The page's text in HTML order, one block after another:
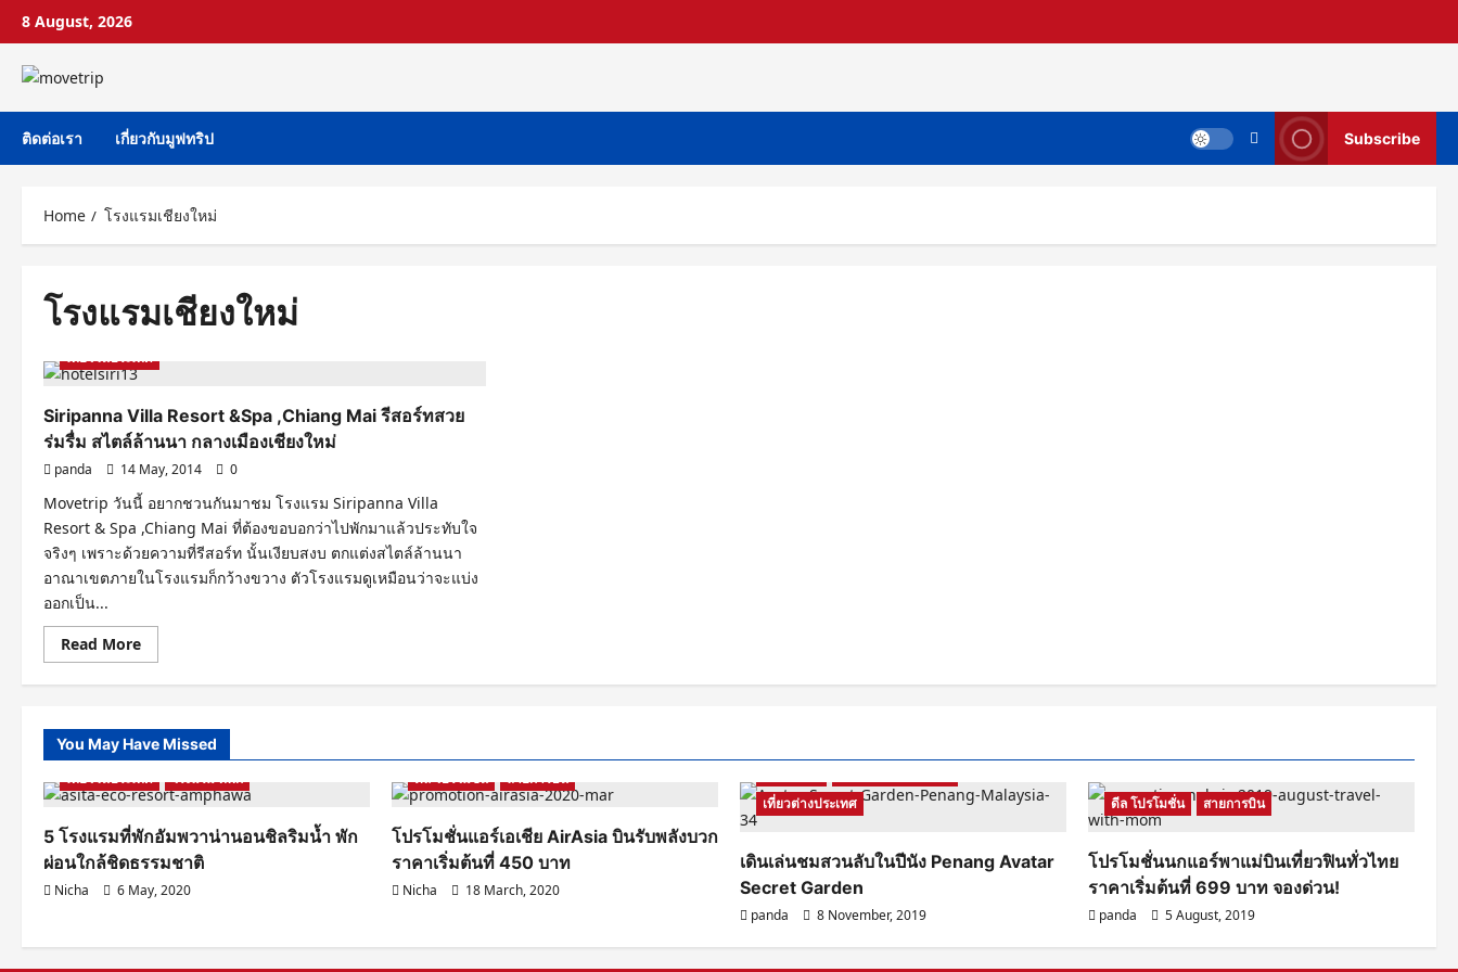
Skip
content
8 August, 2026
ติดต่อเรา เกี่ยวกับมูฟทริป Subscribe
Home โรงแรมเชียงใหม่
โรงแรมเชียงใหม่
Chiang Mai รีวิวโรงแรม ที่พัก
เที่ยวภาคเหนือ
เที่ยวในประเทศ
Siripanna Villa Resort &Spa ,Chiang Mai รีสอร์ทสวย
ร่มรื่ม สไตล์ล้านนา กลางเมืองเชียงใหม่
panda 14 May, 2014 0
Movetrip วันนี้ อยากชวนกันมาชม โรงแรม Siripanna Villa
Resort & Spa ,Chiang Mai ที่ต้องขอบอกว่าไปพักมาแล้วประทับใจ
จริงๆ เพราะด้วยความที่รีสอร์ท นั้นเงียบสงบ ตกแต่งสไตล์ล้านนา
อาณาเขตภายในโรงแรมก็กว้างขวาง ตัวโรงแรมดูเหมือนว่าจะแบ่ง
ออกเป็น...
Read MoreRead
more
Siripanna
&Spa
,Chiang
Mai
รีสอร์ท
สวย
รื่ม
สไตล์
ล้าน
นา
กลาง
เมือง
You May Have Missed
Samut Songkhram
รีวิวโรงแรม ที่พัก
เที่ยวในประเทศ
โรงแรม ที่พัก
5 โรงแรมที่พักอัมพวาน่านอนชิลริมน้ำ พัก
ผ่อนใกล้ชิดธรรมชาติ
Nicha 6 May, 2020
ดีล โปรโมชั่น สายการบิน
โปรโมชั่นแอร์เอเชีย AirAsia บินรับพลังบวก
ราคาเริ่มต้นที่ 450 บาท
Nicha 18 March, 2020
เที่ยวต่างประเทศ
เดินเล่นชมสวนลับในปีนัง Penang Avatar
Secret Garden
panda 8 November, 2019
ดีล โปรโมชั่น สายการบิน
โปรโมชั่นนกแอร์พาแม่บินเที่ยวฟินทั่วไทย
ราคาเริ่มต้นที่ 699 บาท จองด่วน!
panda 5 August, 2019